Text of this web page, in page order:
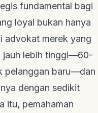
fundamental bagi
loyal bukan hanya
advokat merek yang
jauh lebih tinggi—60-
pelanggan baru—dan
dengan sedikit
itu, pemahaman